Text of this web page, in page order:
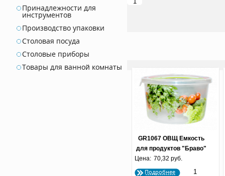
Принадлежности для
инструментов
Производство упаковки
Столовая посуда
Столовые приборы
Товары для ванной комнаты
GR1067 ОВЩ Емкость
для продуктов "Браво"
Овощи круглая 0.75 л.
Цена: 70,32 руб.
Подробнее